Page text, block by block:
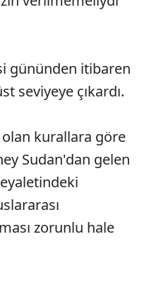
gününden itibaren
seviyeye çıkardı.
kurallara göre
Sudan'dan gelen
zorunlu hale